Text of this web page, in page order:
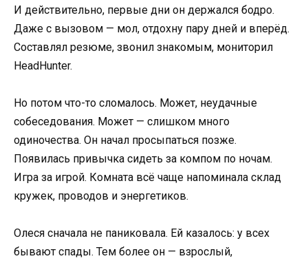
И действительно, первые дни он держался бодро.
Даже с вызовом — мол, отдохну пару дней и вперёд.
Составлял резюме, звонил знакомым, мониторил
HeadHunter.
Но потом что-то сломалось. Может, неудачные
собеседования. Может — слишком много
одиночества. Он начал просыпаться позже.
Появилась привычка сидеть за компом по ночам.
Игра за игрой. Комната всё чаще напоминала склад
кружек, проводов и энергетиков.
Олеся сначала не паниковала. Ей казалось: у всех
бывают спады. Тем более он — взрослый,